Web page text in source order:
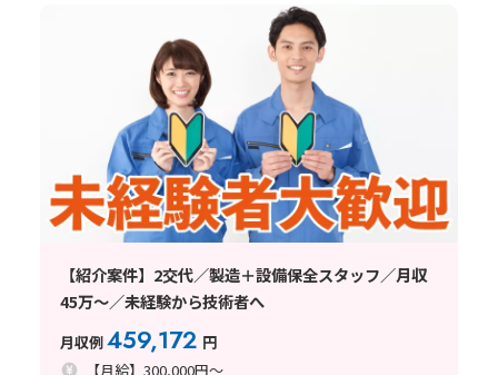
【紹介案件】2交代／製造＋設備保全スタッフ／月収
45万～／未経験から技術者へ
月収例459,172 円
【月給】300,000円～